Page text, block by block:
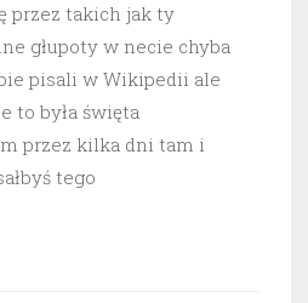
przez takich jak ty
głupoty w necie chyba
pisali w Wikipedii ale
to była święta
przez kilka dni tam i
tego